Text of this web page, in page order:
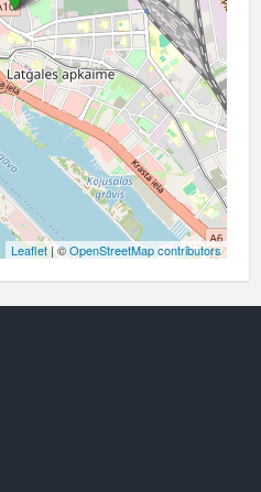
Leaflet| ©OpenStreetMap contributors